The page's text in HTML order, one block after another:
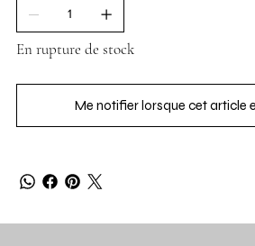
En rupture de stock
Me notifier lorsque cet article